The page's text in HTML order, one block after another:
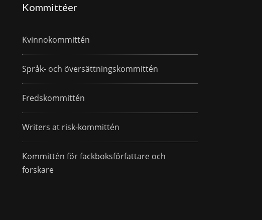
Kommittéer
Kvinnokommittén
Språk- och översättningskommittén
Fredskommittén
Writers at risk-kommittén
Kommittén för fackboksförfattare och
forskare